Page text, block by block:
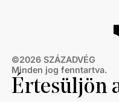
©2026 SZÁZADVÉG
Minden jog fenntartva.
Értesüljön